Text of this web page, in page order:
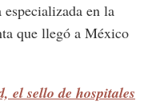
en la
que llegó a México
el sello de hospitales